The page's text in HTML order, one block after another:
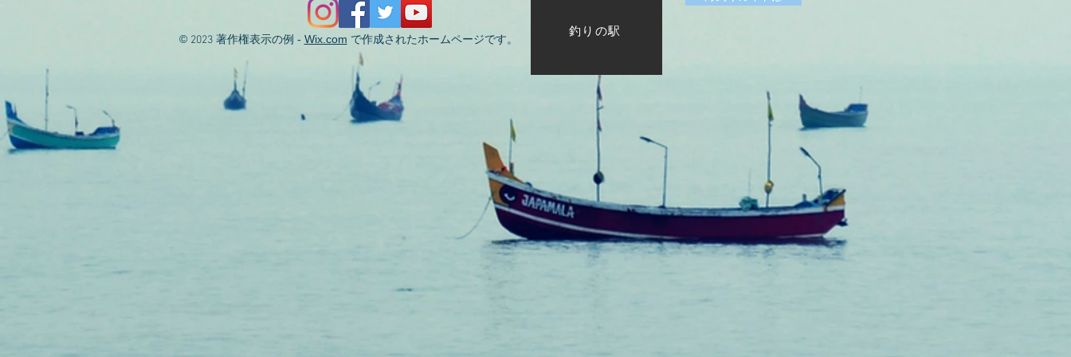
© 2023著作権表示の例 - Wix.com で作成されたホームページです。 釣りの駅